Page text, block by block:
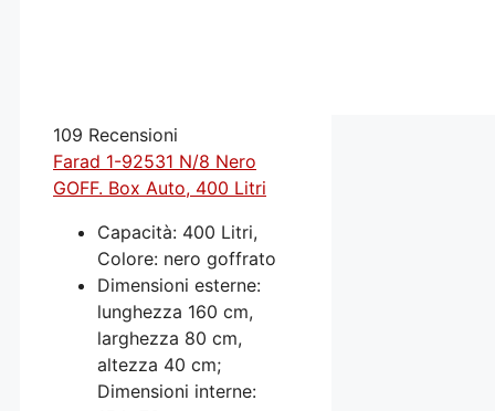
109 Recensioni
Farad 1-92531 N/8 Nero
GOFF. Box Auto, 400 Litri
Capacità: 400 Litri,
Colore: nero goffrato
Dimensioni esterne:
lunghezza 160 cm,
larghezza 80 cm,
altezza 40 cm;
Dimensioni interne: